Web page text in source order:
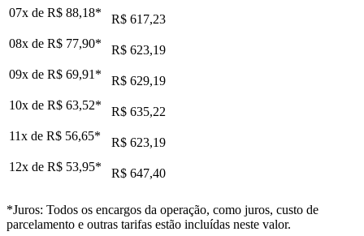
07x de R$ 88,18*
R$ 617,23
08x de R$ 77,90*
R$ 623,19
09x de R$ 69,91 *
R$ 629,19
10x de R$ 63,52*
R$ 635,22
11x de R$ 56,65*
R$ 623,19
12x de R$ 53,95* R$ 647,40
*Juros: Todos os encargos da operação, como juros, custo de
parcelamento e outras tarifas estão incluídas neste valor.